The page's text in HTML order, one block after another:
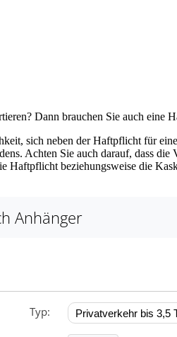
Dann brauchen Sie auch
sich neben der Haftpflicht für
Achten Sie auch darauf, dass
Haftpflicht beziehungsweise die